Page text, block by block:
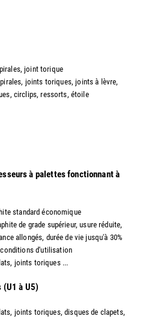
joint torique
joints toriques, joints à lèvre,
circlips, ressorts, étoile
à palettes fonctionnant à
standard économique
de grade supérieur, usure réduite,
allongés, durée de vie jusqu'à 30%
d'utilisation
joints toriques ...
(U1 à U5)
joints toriques, disques de clapets,